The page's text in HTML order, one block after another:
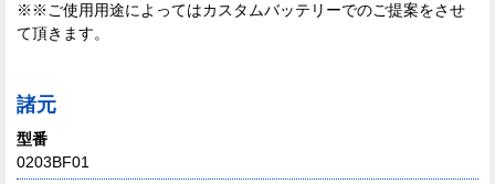
※※ご使用用途によってはカスタムバッテリーでのご提案をさせ
て頂きます。
諸元
型番
0203BF01